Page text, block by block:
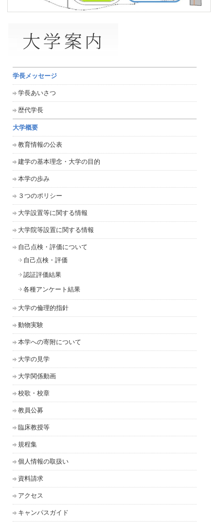
学長メッセージ
学長あいさつ
歴代学長
大学概要
教育情報の公表
建学の基本理念・大学の目的
本学の歩み
３つのポリシー
大学設置等に関する情報
大学院等設置に関する情報
自己点検・評価について
自己点検・評価
認証評価結果
各種アンケート結果
大学の倫理的指針
動物実験
本学への寄附について
大学の見学
大学関係動画
校歌・校章
教員公募
臨床教授等
規程集
個人情報の取扱い
資料請求
アクセス
キャンパスガイド